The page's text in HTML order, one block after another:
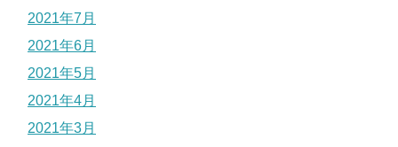
2021年7月
2021年6月
2021年5月
2021年4月
2021年3月